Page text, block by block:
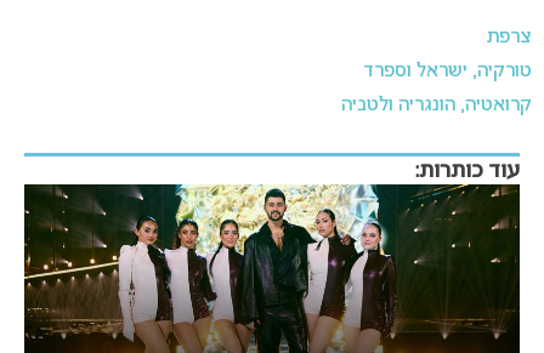
צרפת
טורקיה, ישראל וספרד
קרואטיה, הונגריה ולטביה
עוד כותרות: